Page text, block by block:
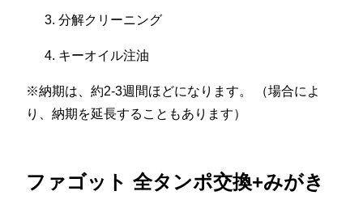
分解クリーニング
キーオイル注油
※納期は、約2-3週間ほどになります。 （場合によ
り、納期を延長することもあります）
ファゴット 全タンポ交換+みがき